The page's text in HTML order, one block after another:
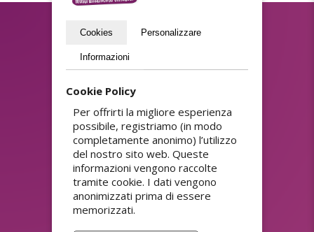
Iscriviti alla Newsletter?
(privacy policy)
ASSORTIMENTO
Adesivi colla forte
Adesivi con codici QR
personalizzati
Adesivi di sconto
Adesivi personalizzati di
punti fedeltà
Adesivi personalizzati
riutilizzabili
Cookies Personalizzare
Informazioni
Cookie Policy
Per offrirti la migliore esperienza
possibile, registriamo (in modo
completamente anonimo) l’utilizzo
del nostro sito web. Queste
informazioni vengono raccolte
tramite cookie. I dati vengono
anonimizzati prima di essere
memorizzati.